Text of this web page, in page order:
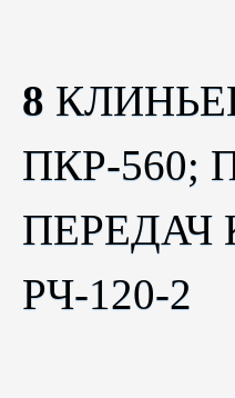
8
ПКР-560;
ПЕРЕДАЧ
РЧ-120-2